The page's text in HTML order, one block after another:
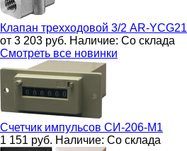
Клапан трехходовой 3/2 AR-YCG21
от 3 203 руб. Наличие: Со склада
Смотреть все новинки
Счетчик импульсов СИ-206-М1
1 151 руб. Наличие: Со склада